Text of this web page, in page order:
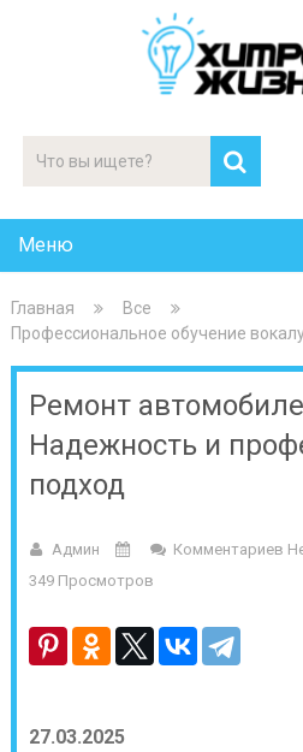
Меню
Главная
Все
Профессиональное обучение
Ремонт
Надежность и
подход
Админ
Комментариев
349 Просмотров
27.03.2025